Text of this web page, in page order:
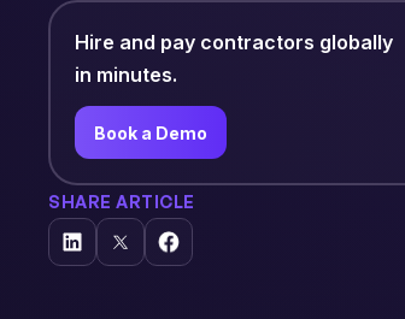
Hire and pay contractors globally
in minutes.
Book a Demo
SHARE ARTICLE